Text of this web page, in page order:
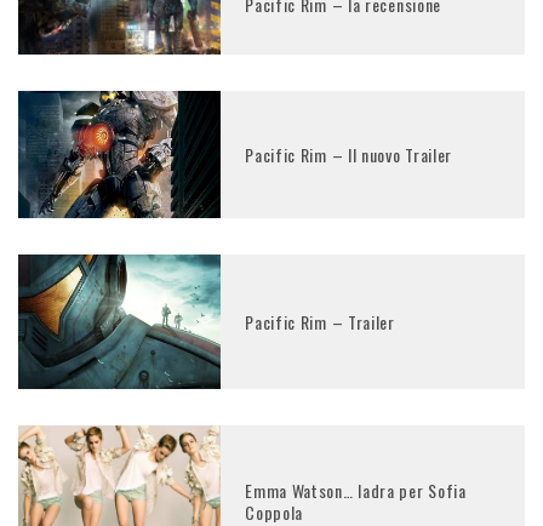
Pacific Rim – Il nuovo Trailer
Pacific Rim – Trailer
Emma Watson… ladra per Sofia
Coppola